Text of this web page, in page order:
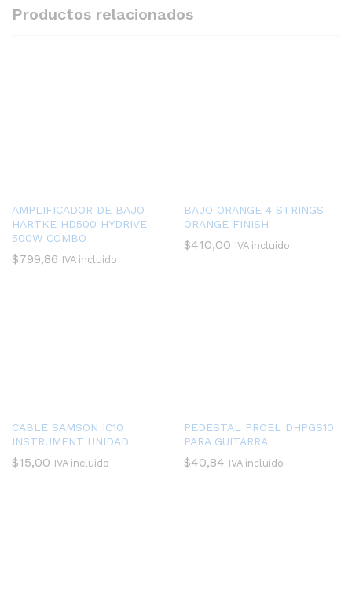
Productos relacionados
AMPLIFICADOR DE BAJO
HARTKE HD500 HYDRIVE
500W COMBO
$799,86 IVA incluido
BAJO ORANGE 4 STRINGS
ORANGE FINISH
$410,00 IVA incluido
CABLE SAMSON IC10
INSTRUMENT UNIDAD
$15,00 IVA incluido
PEDESTAL PROEL DHPGS10
PARA GUITARRA
$40,84 IVA incluido